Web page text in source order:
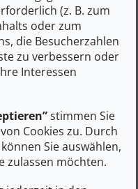
(z. B. zum
oder zum
die Besucherzahlen
zu verbessern oder
Interessen
stimmen Sie
Cookies zu. Durch
können Sie auswählen,
zulassen möchten.
8 €